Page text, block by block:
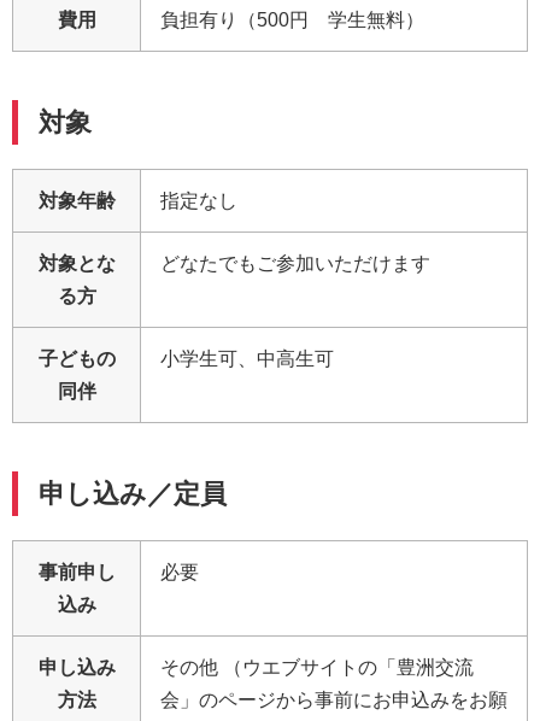
費用 負担有り（500円 学生無料）
対象
対象年齢 指定なし
対象とな
る方
どなたでもご参加いただけます
子どもの
同伴
小学生可、中高生可
申し込み／定員
事前申し
込み
必要
申し込み
方法
その他 （ウエブサイトの「豊洲交流
会」のページから事前にお申込みをお願